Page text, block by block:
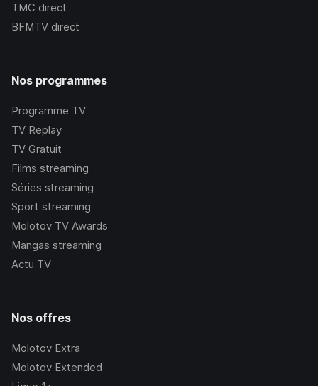
TMC direct
BFMTV direct
Nos programmes
Programme TV
TV Replay
TV Gratuit
Films streaming
Séries streaming
Sport streaming
Molotov TV Awards
Mangas streaming
Actu TV
Nos offres
Molotov Extra
Molotov Extended